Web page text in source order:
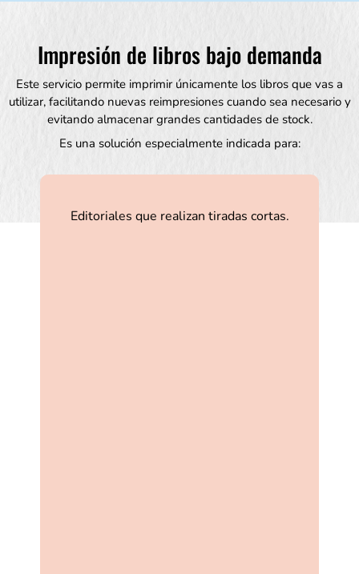
Impresión de libros bajo demanda
Este servicio permite imprimir únicamente los libros que vas a
utilizar, facilitando nuevas reimpresiones cuando sea necesario y
evitando almacenar grandes cantidades de stock.
Es una solución especialmente indicada para:
Editoriales que realizan tiradas cortas.